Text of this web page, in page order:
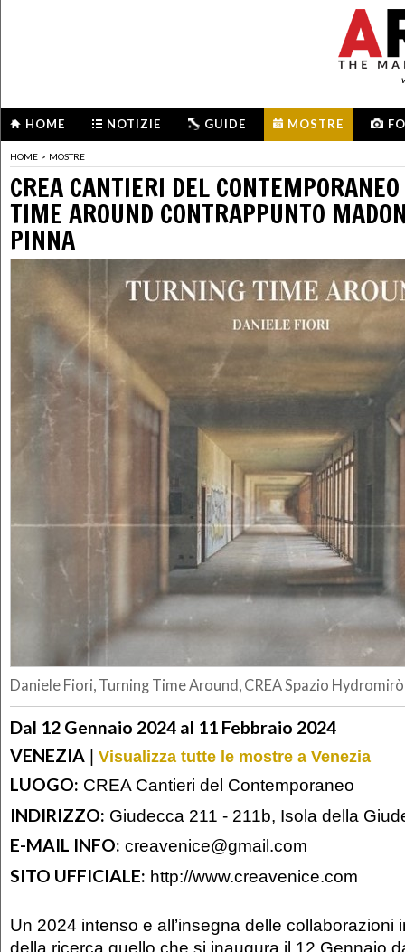
HOME NOTIZIE GUIDE MOSTRE
HOME > MOSTRE
CREA CANTIERI DEL
TIME AROUND CONTRAPPUNTO
PINNA
Daniele Fiori, Turning Time Around, CREA Spazio
Dal 12 Gennaio 2024 al 11 Febbraio 2024
VENEZIA | Visualizza tutte le mostre a Venezia
LUOGO: CREA Cantieri del Contemporaneo
INDIRIZZO: Giudecca 211 - 211b, Isola della
E-MAIL INFO: creavenice@gmail.com
SITO UFFICIALE: http://www.creavenice.com
Un 2024 intenso e all’insegna delle collaborazioni
della ricerca quello che si inaugura il 12 Gennaio